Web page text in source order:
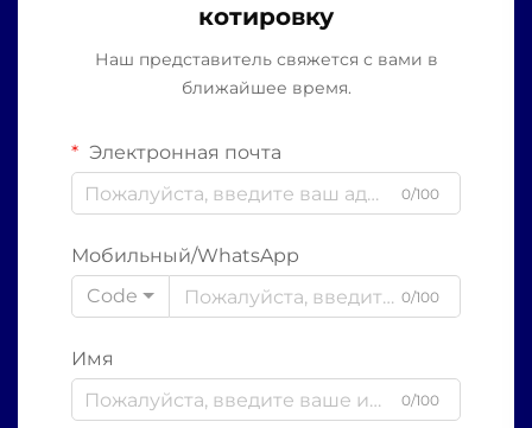
котировку
Наш представитель свяжется с вами в
ближайшее время.
Электронная почта
0/100
Мобильный/WhatsApp
Code
0/100
Имя
0/100